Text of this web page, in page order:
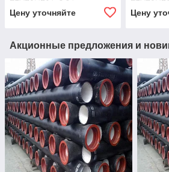
Цену уточняйте Цену
Акционные предложения и